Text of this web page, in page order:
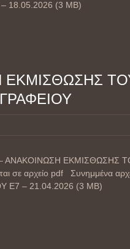
18.05.2026 (3 MB)
ΕΚΜΙΣΘΩΣΗΣ
– ΑΝΑΚΟΙΝΩΣΗ ΕΚΜΙΣΘΩΣΗΣ
σε αρχείο pdf Συνημμένα
Ε7 – 21.04.2026 (3 MB)